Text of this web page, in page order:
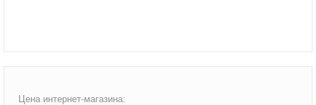
Цена интернет-магазина: